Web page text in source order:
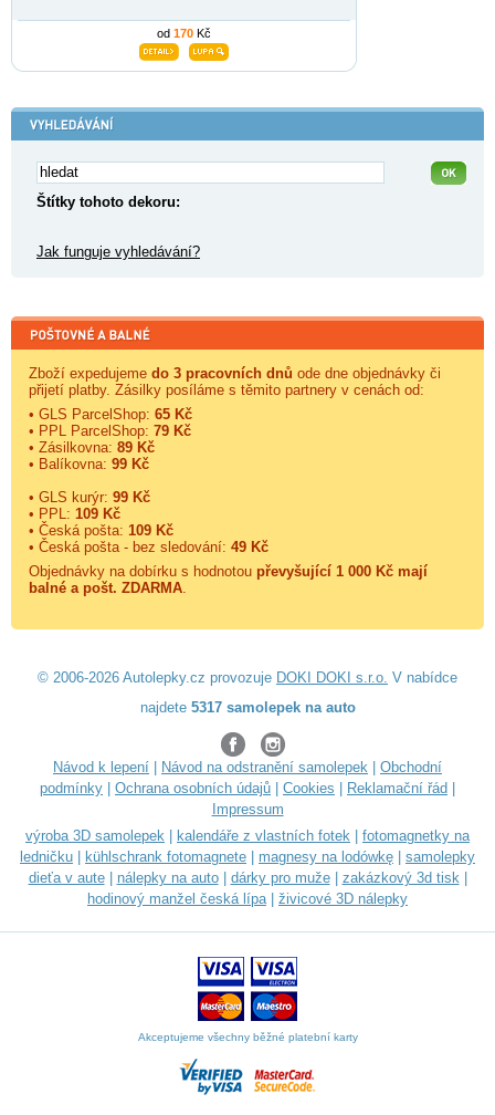
od 170 Kč
Štítky tohoto dekoru:
Jak funguje vyhledávání?
Zboží expedujeme do 3 pracovních dnů ode dne objednávky či
přijetí platby. Zásilky posíláme s těmito partnery v cenách od:
• GLS ParcelShop: 65 Kč
• PPL ParcelShop: 79 Kč
• Zásilkovna: 89 Kč
• Balíkovna: 99 Kč
• GLS kurýr: 99 Kč
• PPL: 109 Kč
• Česká pošta: 109 Kč
• Česká pošta - bez sledování: 49 Kč
Objednávky na dobírku s hodnotou převyšující 1 000 Kč mají
balné a pošt. ZDARMA.
© 2006-2026 Autolepky.cz provozuje DOKI DOKI s.r.o. V nabídce
najdete 5317 samolepek na auto
Návod k lepení Návod na odstranění samolepek
Obchodní
podmínky
Ochrana osobních údajů Cookies Reklamační řád
Impressum
výroba 3D samolepek
kalendáře z vlastních fotek
fotomagnetky na
ledničku
kühlschrank fotomagnete magnesy na lodówkę
samolepky
dieťa v aute| nálepky na auto| dárky pro muže| zakázkový 3d tisk|
hodinový manžel česká lípa| živicové 3D nálepky
Akceptujeme všechny běžné platební karty